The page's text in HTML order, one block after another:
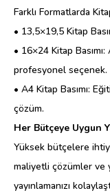
Farklı Formatlarda
• 13,5×19,5 Kitap
• 16×24 Kitap
profesyonel seçenek.
• A4 Kitap Basımı:
çözüm.
Her Bütçeye Uygun
Yüksek bütçelere
maliyetli çözümler ve
yayınlamanızı